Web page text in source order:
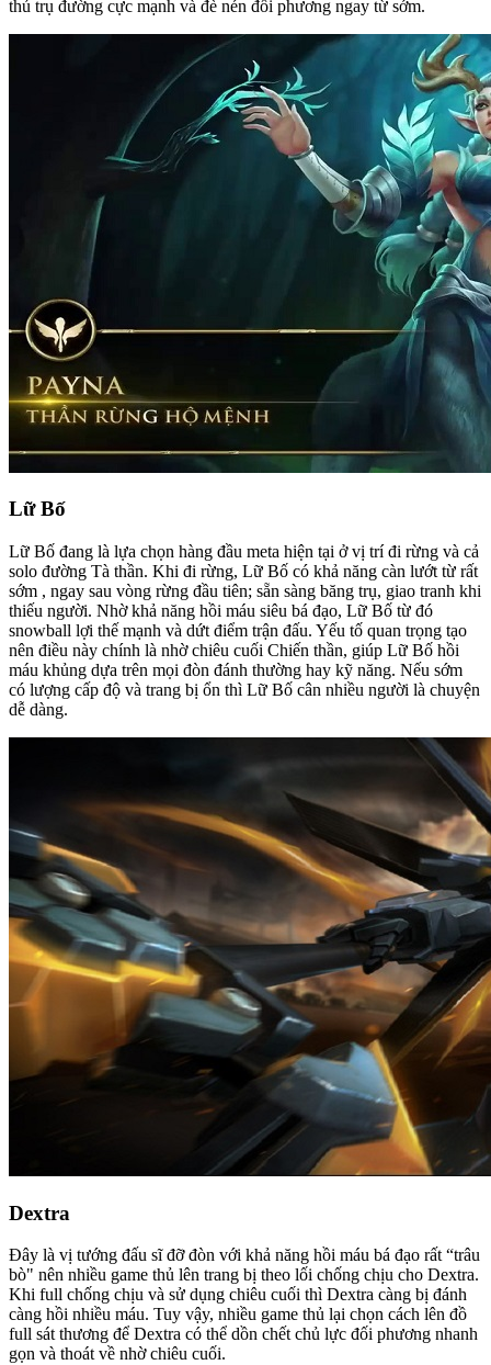
thủ trụ đường cực mạnh và đè nén đối phương ngay từ sớm.
Lữ Bố
Lữ Bố đang là lựa chọn hàng đầu meta hiện tại ở vị trí đi rừng và cả
solo đường Tà thần. Khi đi rừng, Lữ Bố có khả năng càn lướt từ rất
sớm , ngay sau vòng rừng đầu tiên; sẵn sàng băng trụ, giao tranh khi
thiếu người. Nhờ khả năng hồi máu siêu bá đạo, Lữ Bố từ đó
snowball lợi thế mạnh và dứt điểm trận đấu. Yếu tố quan trọng tạo
nên điều này chính là nhờ chiêu cuối Chiến thần, giúp Lữ Bố hồi
máu khủng dựa trên mọi đòn đánh thường hay kỹ năng. Nếu sớm
có lượng cấp độ và trang bị ổn thì Lữ Bố cân nhiều người là chuyện
dễ dàng.
Dextra
Đây là vị tướng đấu sĩ đỡ đòn với khả năng hồi máu bá đạo rất “trâu
bò" nên nhiều game thủ lên trang bị theo lối chống chịu cho Dextra.
Khi full chống chịu và sử dụng chiêu cuối thì Dextra càng bị đánh
càng hồi nhiều máu. Tuy vậy, nhiều game thủ lại chọn cách lên đồ
full sát thương để Dextra có thể dồn chết chủ lực đối phương nhanh
gọn và thoát về nhờ chiêu cuối.